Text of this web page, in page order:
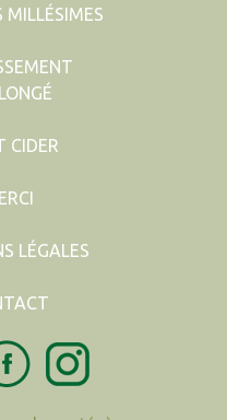
MILLÉSIMES
CIDER
LÉGALES